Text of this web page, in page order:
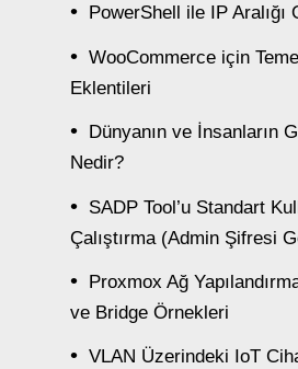
PowerShell ile IP Aralığı
WooCommerce için
Eklentileri
Dünyanın ve İnsanların
Nedir?
SADP Tool’u Standart
Çalıştırma (Admin Şifresi
Proxmox Ağ
ve Bridge Örnekleri
VLAN Üzerindeki IoT